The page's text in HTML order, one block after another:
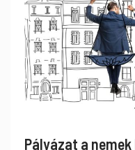
Pályázat a